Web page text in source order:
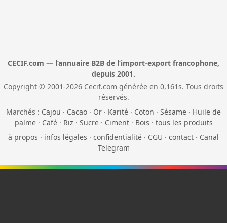
CECIF.com — l’annuaire B2B de l’import-export francophone,
depuis 2001.
Copyright © 2001-2026 Cecif.com générée en 0,161s. Tous droits
réservés.
Marchés : Cajou · Cacao · Or · Karité · Coton · Sésame · Huile de
palme· Café· Riz · Sucre· Ciment· Bois · tous les produits
à propos · infos légales · confidentialité · CGU · contact · Canal
Telegram